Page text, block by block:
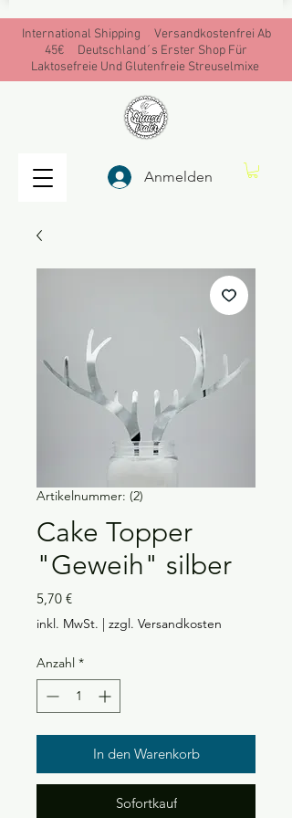
Anmelden
International Shipping Versandkostenfrei Ab
45€ Deutschland´s Erster Shop Für
Laktosefreie Und Glutenfreie Streuselmixe
Artikelnummer: (2)
Cake Topper
"Geweih" silber
5,70 €Preis
inkl. MwSt. | zzgl. Versandkosten
Anzahl *
In den Warenkorb
Sofortkauf